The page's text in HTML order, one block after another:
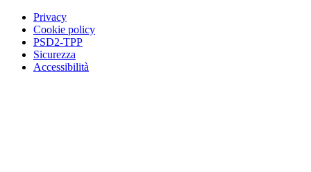
Privacy
Cookie policy
PSD2-TPP
Sicurezza
Accessibilità